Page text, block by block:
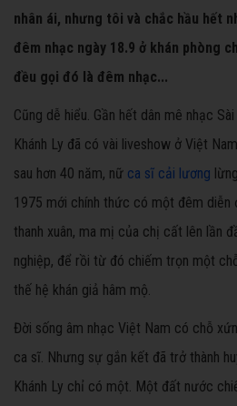
nhân ái, nhưng tôi và chắc hầu hết
đêm nhạc ngày 18.9 ở khán phòng
đều gọi đó là đêm nhạc...
Cũng dễ hiểu. Gần hết dân mê nhạc
Khánh Ly đã có vài liveshow ở Việt
sau hơn 40 năm, nữ ca sĩ cải lương
1975 mới chính thức có một đêm diễn
thanh xuân, ma mị của chị cất lên lần
nghiệp, để rồi từ đó chiếm trọn một
thế hệ khán giả hâm mộ.
Đời sống âm nhạc Việt Nam có chỗ
ca sĩ. Nhưng sự gắn kết đã trở thành
Khánh Ly chỉ có một. Một đất nước